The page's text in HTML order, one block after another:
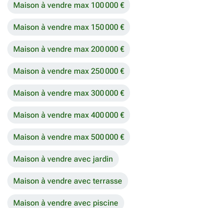
Maison à vendre max 100 000 €
Maison à vendre max 150 000 €
Maison à vendre max 200 000 €
Maison à vendre max 250 000 €
Maison à vendre max 300 000 €
Maison à vendre max 400 000 €
Maison à vendre max 500 000 €
Maison à vendre avec jardin
Maison à vendre avec terrasse
Maison à vendre avec piscine